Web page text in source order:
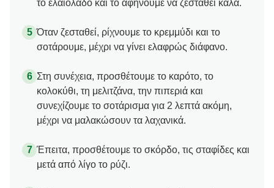
το ελαιόλαδο και το αφήνουμε να ζεσταθεί καλά.
Όταν ζεσταθεί, ρίχνουμε το κρεμμύδι και το
σοτάρουμε, μέχρι να γίνει ελαφρώς διάφανο.
Στη συνέχεια, προσθέτουμε το καρότο, το
κολοκύθι, τη μελιτζάνα, την πιπεριά και
συνεχίζουμε το σοτάρισμα για 2 λεπτά ακόμη,
μέχρι να μαλακώσουν τα λαχανικά.
Έπειτα, προσθέτουμε το σκόρδο, τις σταφίδες και
μετά από λίγο το ρύζι.